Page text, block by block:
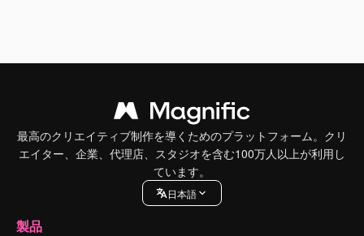
最高のクリエイティブ制作を導くためのプラットフォーム。クリ
エイター、企業、代理店、スタジオを含む100万人以上が利用し
ています。
日本語
製品